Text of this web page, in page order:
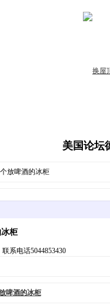
美国论坛
放啤酒的冰柜
柜
系电话5044853430
啤酒的冰柜